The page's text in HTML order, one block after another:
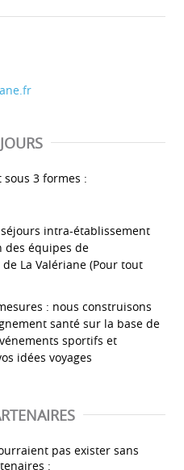
3 formes :
intra-établissement
des équipes de
La Valériane (Pour tout
: nous construisons
santé sur la base de
sportifs et
idées voyages
pas exister sans
: